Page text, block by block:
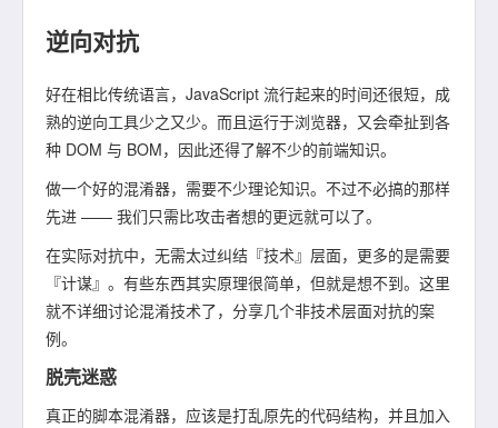
逆向对抗
好在相比传统语言，JavaScript 流行起来的时间还很短，成
熟的逆向工具少之又少。而且运行于浏览器，又会牵扯到各
种 DOM 与 BOM，因此还得了解不少的前端知识。
做一个好的混淆器，需要不少理论知识。不过不必搞的那样
先进 —— 我们只需比攻击者想的更远就可以了。
在实际对抗中，无需太过纠结『技术』层面，更多的是需要
『计谋』。有些东西其实原理很简单，但就是想不到。这里
就不详细讨论混淆技术了，分享几个非技术层面对抗的案
例。
脱壳迷惑
真正的脚本混淆器，应该是打乱原先的代码结构，并且加入